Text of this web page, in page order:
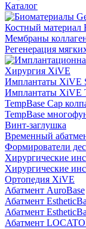
Каталог
Костный материал
Мембраны
Регенерация
Хирургия XiVE
Имплантаты XiVE
Имплантаты XiVE
TempBase Cap
TempBase
Винт-заглушка
Временный
Формирователи
Хирургические
Хирургические
Ортопедия XiVE
Абатмент AuroBase
Абатмент
Абатмент
Абатмент